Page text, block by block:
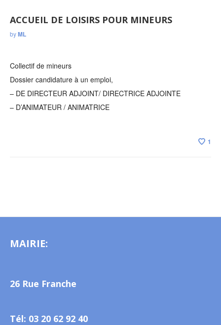
ACCUEIL DE LOISIRS POUR MINEURS
byML
Collectif de mineurs
Dossier candidature à un emploi,
– DE DIRECTEUR ADJOINT/ DIRECTRICE ADJOINTE
– D’ANIMATEUR / ANIMATRICE
1
MAIRIE:
26 Rue Franche
Tél: 03 20 62 92 40